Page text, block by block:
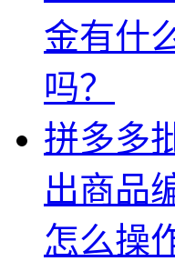
金有什
吗？
拼多多
出商品
怎么操